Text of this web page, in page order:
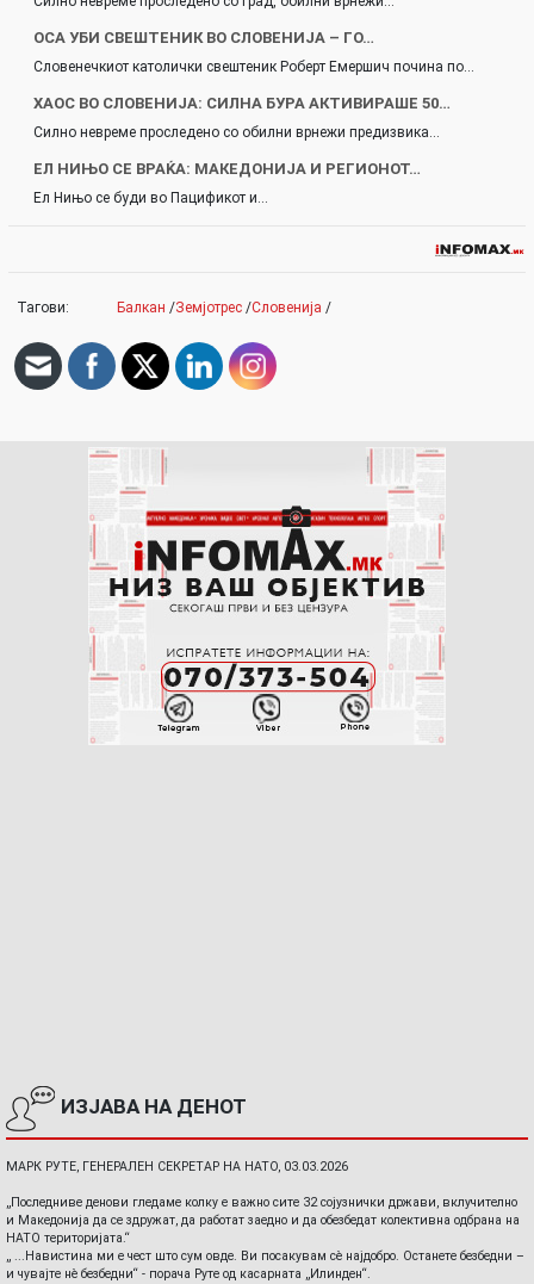
ОСА УБИ СВЕШТЕНИК ВО СЛОВЕНИЈА – ГО…
Словенечкиот католички свештеник Роберт Емершич почина по…
ХАОС ВО СЛОВЕНИЈА: СИЛНА БУРА АКТИВИРАШЕ 50…
Силно невреме проследено со обилни врнежи предизвика…
ЕЛ НИЊО СЕ ВРАЌА: МАКЕДОНИЈА И РЕГИОНОТ…
Ел Нињо се буди во Пацификот и…
Тагови: Балкан /Земјотрес /Словенија /
ИЗЈАВА НА ДЕНОТ
МАРК РУТЕ, ГЕНЕРАЛЕН СЕКРЕТАР НА НАТО, 03.03.2026
„Последниве денови гледаме колку е важно сите 32 сојузнички држави, вклучително
и Македонија да се здружат, да работат заедно и да обезбедат колективна одбрана на
НАТО територијата.“
„ ...Навистина ми е чест што сум овде. Ви посакувам сè најдобро. Останете безбедни –
и чувајте нè безбедни“ - порача Руте од касарната „Илинден“.